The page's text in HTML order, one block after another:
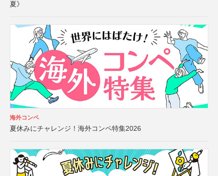
夏》
海外コンペ
夏休みにチャレンジ！海外コンペ特集2026